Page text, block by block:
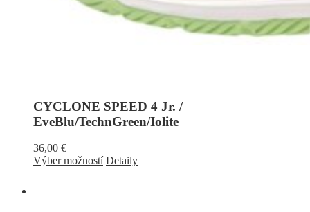
CYCLONE SPEED 4 Jr. /
EveBlu/TechnGreen/Iolite
36,00 €
Výber možností Detaily